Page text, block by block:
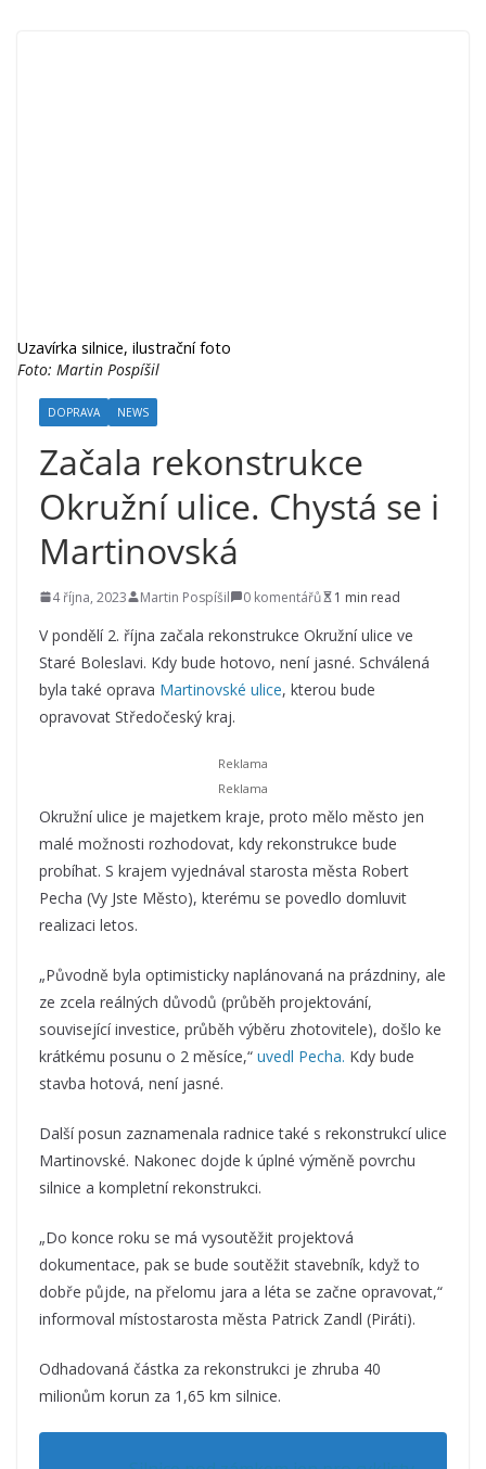
Uzavírka silnice, ilustrační foto
Foto: Martin Pospíšil
DOPRAVA NEWS
Začala rekonstrukce
Okružní ulice. Chystá se i
Martinovská
4 října, 2023 Martin Pospíšil 0 komentářů 1 min read
V pondělí 2. října začala rekonstrukce Okružní ulice ve
Staré Boleslavi. Kdy bude hotovo, není jasné. Schválená
byla také oprava Martinovské ulice, kterou bude
opravovat Středočeský kraj.
Okružní ulice je majetkem kraje, proto mělo město jen
malé možnosti rozhodovat, kdy rekonstrukce bude
probíhat. S krajem vyjednával starosta města Robert
Pecha (Vy Jste Město), kterému se povedlo domluvit
realizaci letos.
„Původně byla optimisticky naplánovaná na prázdniny, ale
ze zcela reálných důvodů (průběh projektování,
související investice, průběh výběru zhotovitele), došlo ke
krátkému posunu o 2 měsíce,“ uvedl Pecha. Kdy bude
stavba hotová, není jasné.
Další posun zaznamenala radnice také s rekonstrukcí ulice
Martinovské. Nakonec dojde k úplné výměně povrchu
silnice a kompletní rekonstrukci.
„Do konce roku se má vysoutěžit projektová
dokumentace, pak se bude soutěžit stavebník, když to
dobře půjde, na přelomu jara a léta se začne opravovat,“
informoval místostarosta města Patrick Zandl (Piráti).
Odhadovaná částka za rekonstrukci je zhruba 40
milionům korun za 1,65 km silnice.